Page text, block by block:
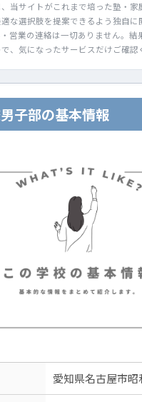
当サイトがこれまで培った塾・家
な選択肢を提案できるよう独自に
営業の連絡は一切ありません。結
、気になったサービスだけご確認
子部の基本情報
愛知県名古屋市